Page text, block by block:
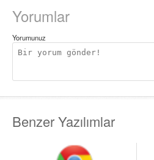
Yorumlar
Yorumunuz
Benzer Yazılımlar